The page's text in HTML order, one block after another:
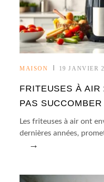
MAISON 19 JANVIER
FRITEUSES À
PAS
Les friteuses à air ont
dernières années,
→